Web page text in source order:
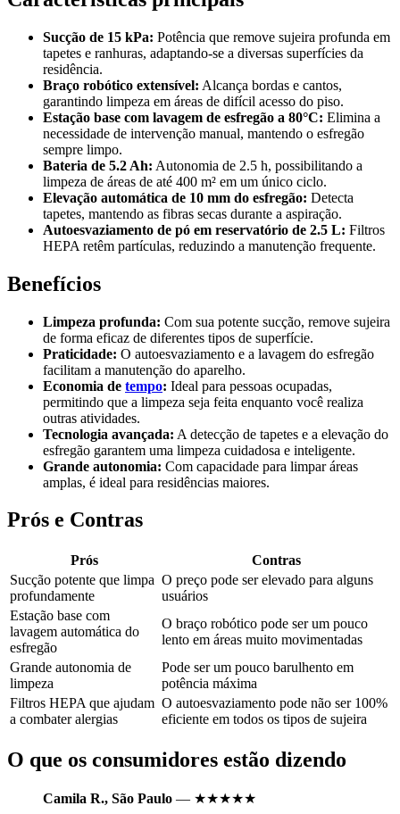
Sucção de 15 kPa: Potência que remove sujeira profunda em
tapetes e ranhuras, adaptando-se a diversas superfícies da
residência.
Braço robótico extensível: Alcança bordas e cantos,
garantindo limpeza em áreas de difícil acesso do piso.
Estação base com lavagem de esfregão a 80°C: Elimina a
necessidade de intervenção manual, mantendo o esfregão
sempre limpo.
Bateria de 5.2 Ah: Autonomia de 2.5 h, possibilitando a
limpeza de áreas de até 400 m² em um único ciclo.
Elevação automática de 10 mm do esfregão: Detecta
tapetes, mantendo as fibras secas durante a aspiração.
Autoesvaziamento de pó em reservatório de 2.5 L: Filtros
HEPA retêm partículas, reduzindo a manutenção frequente.
Benefícios
Limpeza profunda: Com sua potente sucção, remove sujeira
de forma eficaz de diferentes tipos de superfície.
Praticidade: O autoesvaziamento e a lavagem do esfregão
facilitam a manutenção do aparelho.
Economia de tempo: Ideal para pessoas ocupadas,
permitindo que a limpeza seja feita enquanto você realiza
outras atividades.
Tecnologia avançada: A detecção de tapetes e a elevação do
esfregão garantem uma limpeza cuidadosa e inteligente.
Grande autonomia: Com capacidade para limpar áreas
amplas, é ideal para residências maiores.
Prós e Contras
Prós
Contras
Sucção potente que limpa
profundamente
O preço pode ser elevado para alguns
usuários
Estação base com
lavagem automática do
esfregão
O braço robótico pode ser um pouco
lento em áreas muito movimentadas
Grande autonomia de
limpeza
Pode ser um pouco barulhento em
potência máxima
Filtros HEPA que ajudam
a combater alergias
O autoesvaziamento pode não ser 100%
eficiente em todos os tipos de sujeira
O que os consumidores estão dizendo
Camila R., São Paulo — ★★★★★